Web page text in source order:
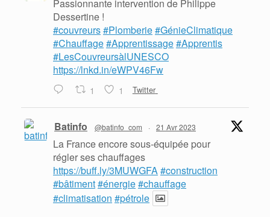
Passionnante intervention de Philippe
Dessertine !
#couvreurs#Plomberie#GénieClimatique
#Chauffage#Apprentissage#Apprentis
#LesCouvreursàlUNESCO
https://lnkd.in/eWPV46Fw
1 1 Twitter
Batinfo @batinfo_com · 21 Avr 2023
La France encore sous-équipée pour
régler ses chauffages
https://buff.ly/3MUWGFA#construction
#bâtiment#énergie#chauffage
#climatisation #pétrole